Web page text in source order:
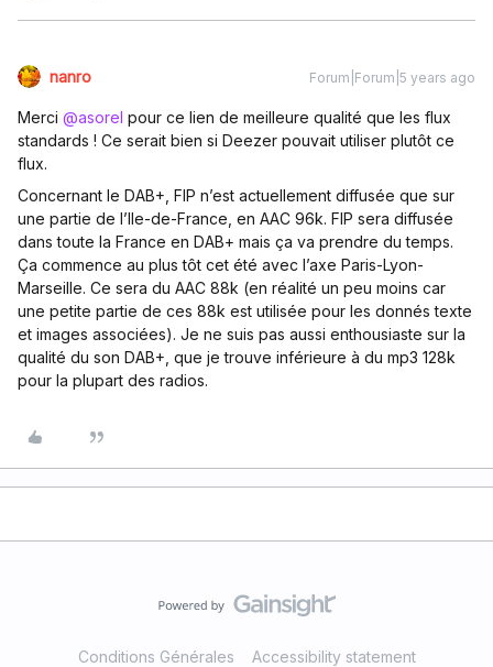
nanro Forum|Forum|5 years ago
Merci @asorel pour ce lien de meilleure qualité que les flux
standards ! Ce serait bien si Deezer pouvait utiliser plutôt ce
flux.
Concernant le DAB+, FIP n’est actuellement diffusée que sur
une partie de l’Ile-de-France, en AAC 96k. FIP sera diffusée
dans toute la France en DAB+ mais ça va prendre du temps.
Ça commence au plus tôt cet été avec l’axe Paris-Lyon-
Marseille. Ce sera du AAC 88k (en réalité un peu moins car
une petite partie de ces 88k est utilisée pour les donnés texte
et images associées). Je ne suis pas aussi enthousiaste sur la
qualité du son DAB+, que je trouve inférieure à du mp3 128k
pour la plupart des radios.
Conditions Générales Accessibility statement